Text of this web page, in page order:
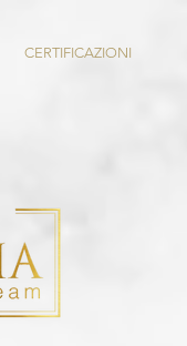
CERTIFICAZIONI